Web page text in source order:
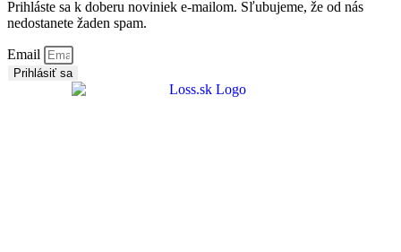
Prihláste sa k doberu noviniek e-mailom. Sľubujeme, že od nás
nedostanete žaden spam.
Email
Prihlásiť sa